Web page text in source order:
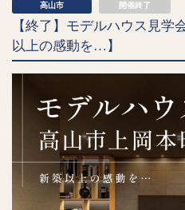
高山市 開催終了
【終了】モデルハウス見学
以上の感動を…】